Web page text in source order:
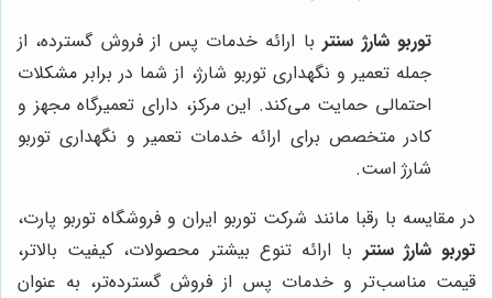
توربو شارژ سنتربا ارائه خدمات پس از فروش گسترده، از
جمله تعمیر و نگهداری توربو شارژ، از شما در برابر مشکلات
احتمالی حمایت می‌کند. این مرکز، دارای تعمیرگاه مجهز و
کادر متخصص برای ارائه خدمات تعمیر و نگهداری توربو
شارژ است.
در مقایسه با رقبا مانند شرکت توربو ایران و فروشگاه توربو پارت،
توربو شارژ سنتر با ارائه تنوع بیشتر محصولات، کیفیت بالاتر،
قیمت مناسب‌تر و خدمات پس از فروش گسترده‌تر، به عنوان